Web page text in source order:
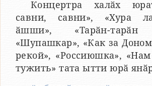
Концертра халӑх
савни, савни», «Хура
ӑшши», «Тарӑн-тарӑн
«Шупашкар», «Как за
рекой», «Россиюшка»,
тужить» тата ытти юрӑ